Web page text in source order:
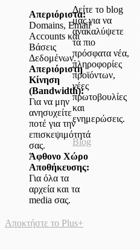
Απεριόριστα:
Domains, Email
Accounts και
Βάσεις
Δεδομένων.
Απεριόριστη
Κίνηση
(Bandwidth):
Για να μην
ανησυχείτε
ποτέ για την
επισκεψιμότητά
σας.
Άφθονο Χώρο
Αποθήκευσης:
Για όλα τα
αρχεία και τα
media σας.
Αποκτήστε το Plus+
Δείτε το blog
μας για να
ανακαλύψετε
τα πιο
πρόσφατα νέα,
πληροφορίες
προϊόντων,
νέες
πρωτοβουλίες
και
ενημερώσεις.
Blog